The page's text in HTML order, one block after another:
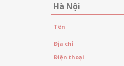
Hà Nội
Tên
Địa chỉ
Điện thoại